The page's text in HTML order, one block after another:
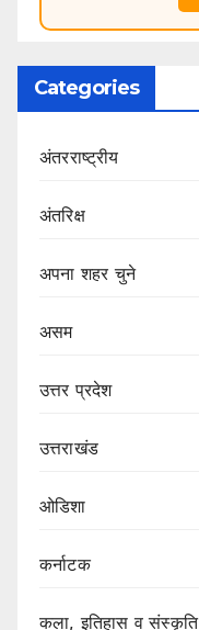
Categories
अंतरराष्ट्रीय
अंतरिक्ष
अपना शहर चुने
असम
उत्तर प्रदेश
उत्तराखंड
ओडिशा
कर्नाटक
कला, इतिहास व संस्कृति